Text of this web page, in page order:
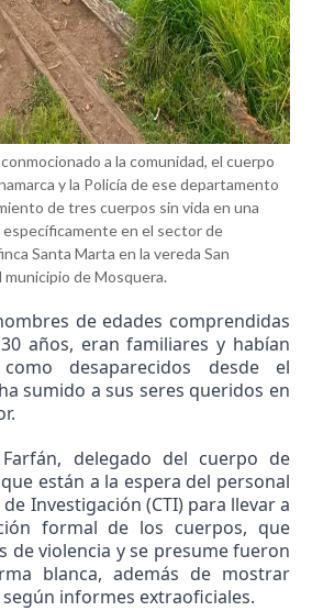
a la comunidad, el cuerpo
y la Policía de ese departamento
de tres cuerpos sin vida en una
específicamente en el sector de
Santa Marta en la vereda San
municipio de Mosquera.
de edades comprendidas
años, eran familiares y habían
desaparecidos desde el
sumido a sus seres queridos en
delegado del cuerpo de
están a la espera del personal
Investigación (CTI) para llevar a
formal de los cuerpos, que
de violencia y se presume fueron
blanca, además de mostrar
informes extraoficiales.